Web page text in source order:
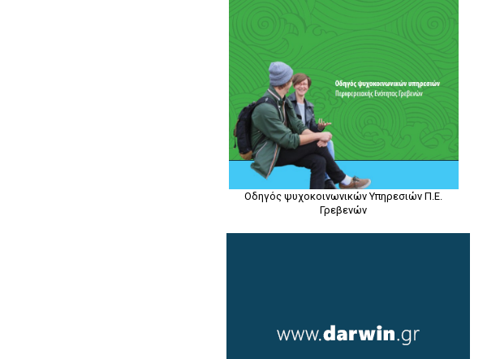
Οδηγός ψυχοκοινωνικών Υπηρεσιών Π.Ε.
Γρεβενών